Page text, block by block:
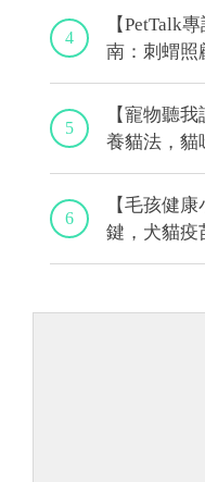
4
【PetTalk
南：刺蝟照
康秘訣｜
5
【寵物聽
養貓法，貓
術！｜專
6
【毛孩健
鍵，犬貓疫
集｜程若芷